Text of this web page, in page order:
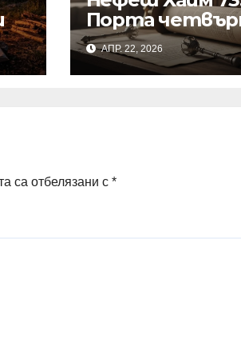
Порта
Глава 19
АПР. 22, 2026
са отбелязани с *